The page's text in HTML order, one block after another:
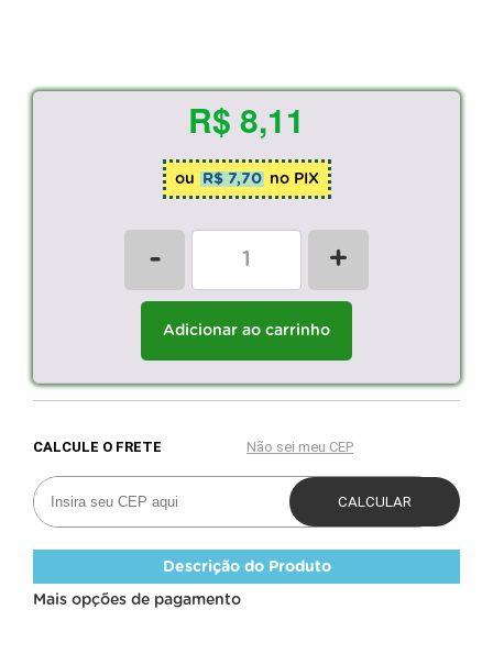
R$ 8,11
ou R$ 7,70 no PIX
- +
Adicionar ao carrinho
Descrição do Produto
Mais opções de pagamento